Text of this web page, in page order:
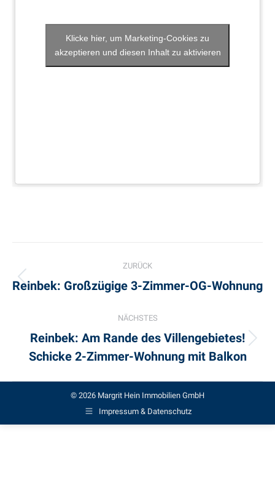
Klicke hier, um Marketing-Cookies zu
akzeptieren und diesen Inhalt zu aktivieren
navigation
ZURÜCK
Previous
Reinbek: Großzügige 3-Zimmer-OG-Wohnung
NÄCHSTES
Next
project:
Reinbek: Am Rande des Villengebietes!
Schicke 2-Zimmer-Wohnung mit Balkon
© 2026 Margrit Hein Immobilien GmbH
Impressum & Datenschutz